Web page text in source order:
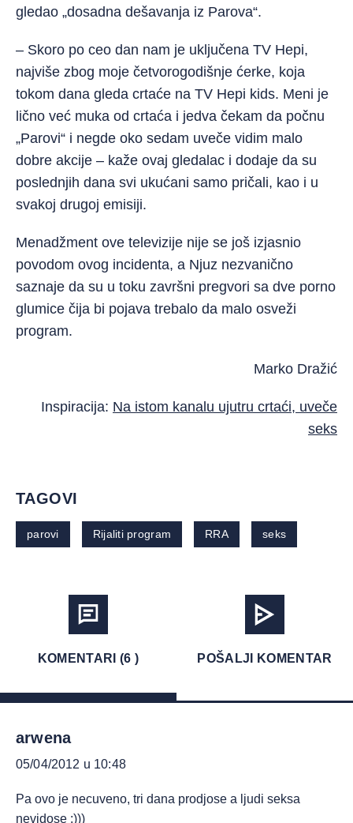
gledao „dosadna dešavanja iz Parova“.
– Skoro po ceo dan nam je uključena TV Hepi,
najviše zbog moje četvorogodišnje ćerke, koja
tokom dana gleda crtaće na TV Hepi kids. Meni je
lično već muka od crtaća i jedva čekam da počnu
„Parovi“ i negde oko sedam uveče vidim malo
dobre akcije – kaže ovaj gledalac i dodaje da su
poslednjih dana svi ukućani samo pričali, kao i u
svakoj drugoj emisiji.
Menadžment ove televizije nije se još izjasnio
povodom ovog incidenta, a Njuz nezvanično
saznaje da su u toku završni pregvori sa dve porno
glumice čija bi pojava trebalo da malo osveži
program.
Marko Dražić
Inspiracija: Na istom kanalu ujutru crtaći, uveče
seks
TAGOVI
parovi Rijaliti program RRA seks
KOMENTARI (6 ) POŠALJI KOMENTAR
arwena
05/04/2012 u 10:48
Pa ovo je necuveno, tri dana prodjose a ljudi seksa
nevidose :)))